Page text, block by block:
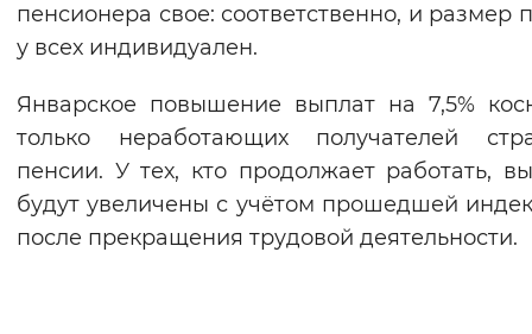
Вернуть стандартные настройки
пенсионера свое: соответственно, и размер
у всех индивидуален.
Январское повышение выплат на 7,5%
только неработающих получателей
пенсии. У тех, кто продолжает работать,
будут увеличены с учётом прошедшей
после прекращения трудовой деятельности.